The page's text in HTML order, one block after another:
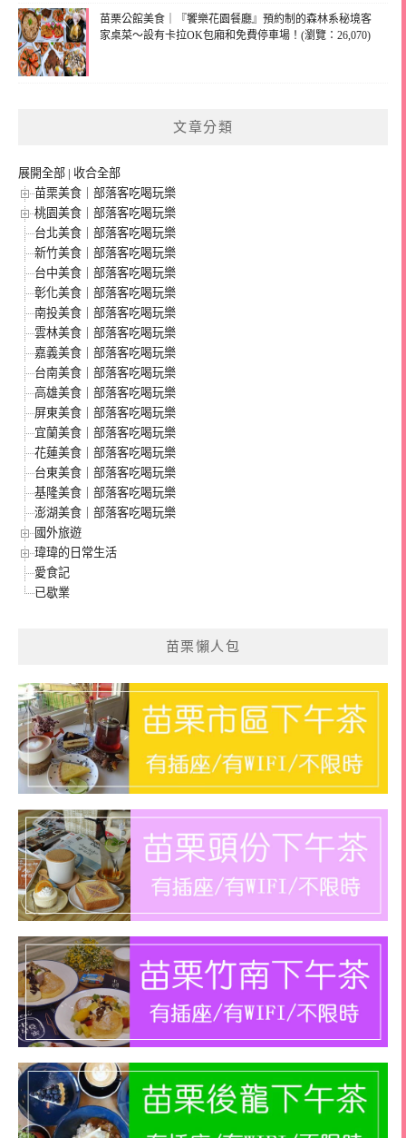
苗栗公館美食｜『饗樂花園餐廳』預約制的森林系秘境客
家桌菜～設有卡拉OK包廂和免費停車場！(瀏覽：26,070)
文章分類
展開全部 | 收合全部
苗栗美食｜部落客吃喝玩樂
桃園美食｜部落客吃喝玩樂
台北美食｜部落客吃喝玩樂
新竹美食｜部落客吃喝玩樂
台中美食｜部落客吃喝玩樂
彰化美食｜部落客吃喝玩樂
南投美食｜部落客吃喝玩樂
雲林美食｜部落客吃喝玩樂
嘉義美食｜部落客吃喝玩樂
台南美食｜部落客吃喝玩樂
高雄美食｜部落客吃喝玩樂
屏東美食｜部落客吃喝玩樂
宜蘭美食｜部落客吃喝玩樂
花蓮美食｜部落客吃喝玩樂
台東美食｜部落客吃喝玩樂
基隆美食｜部落客吃喝玩樂
澎湖美食｜部落客吃喝玩樂
國外旅遊
瑋瑋的日常生活
愛食記
已歇業
苗栗懶人包